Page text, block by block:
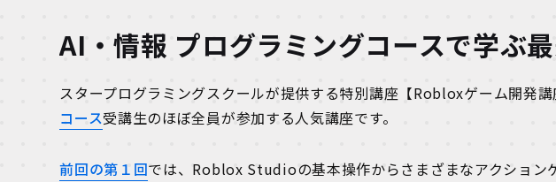
AI・情報 プログラミングコースで学ぶ
スタープログラミングスクールが提供する特別講座【Robloxゲーム開発
コース受講生のほぼ全員が参加する人気講座です。
前回の第１回では、Roblox Studioの基本操作からさまざまなアクション